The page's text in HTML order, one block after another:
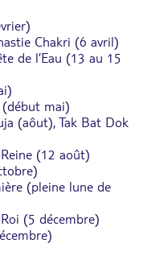
Chakri (6 avril)
de l’Eau (13 au 15
(début mai)
(aôut), Tak Bat Dok
(12 août)
(pleine lune de
(5 décembre)